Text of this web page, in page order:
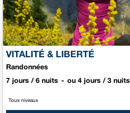
VITALITÉ & LIBERTÉ
Randonnées
7 jours / 6 nuits ou 4 jours / 3 nuits
Tous niveaux